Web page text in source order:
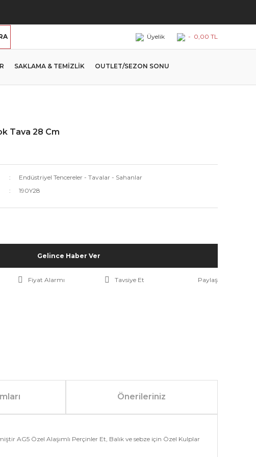
Üyelik - 0,00 TL
SAKLAMA & TEMİZLİK OUTLET/SEZON SONU
Tava 28 Cm
Endüstriyel Tencereler - Tavalar - Sahanlar
190Y28
Gelince Haber Ver
Fiyat Alarmı Tavsiye Et Paylaş
Önerileriniz
AG5 Özel Alaşımlı Perçinler Et, Balık ve sebze için Özel Kulplar